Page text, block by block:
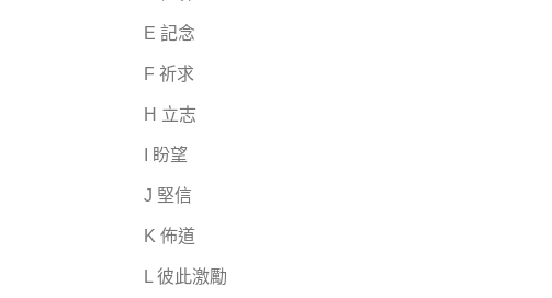
E 記念
F 祈求
H 立志
I 盼望
J 堅信
K 佈道
L 彼此激勵